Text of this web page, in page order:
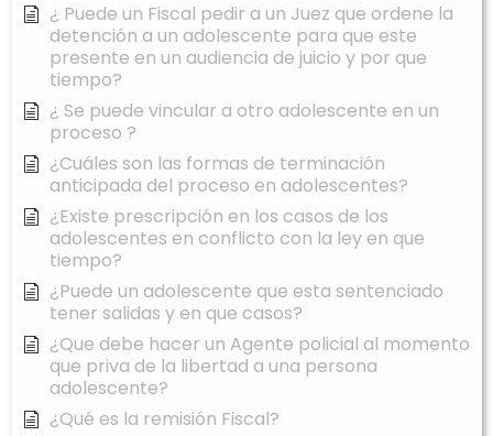
¿ Puede un Fiscal pedir a un Juez que ordene la
detención a un adolescente para que este
presente en un audiencia de juicio y por que
tiempo?
¿ Se puede vincular a otro adolescente en un
proceso ?
¿Cuáles son las formas de terminación
anticipada del proceso en adolescentes?
¿Existe prescripción en los casos de los
adolescentes en conflicto con la ley en que
tiempo?
¿Puede un adolescente que esta sentenciado
tener salidas y en que casos?
¿Que debe hacer un Agente policial al momento
que priva de la libertad a una persona
adolescente?
¿Qué es la remisión Fiscal?